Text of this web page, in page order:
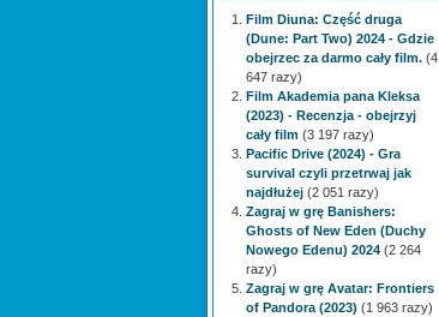
Film Diuna: Część druga
(Dune: Part Two) 2024 - Gdzie
obejrzec za darmo cały film. (4
647 razy)
Film Akademia pana Kleksa
(2023) - Recenzja - obejrzyj
cały film (3 197 razy)
Pacific Drive (2024) - Gra
survival czyli przetrwaj jak
najdłużej (2 051 razy)
Zagraj w grę Banishers:
Ghosts of New Eden (Duchy
Nowego Edenu) 2024 (2 264
razy)
Zagraj w grę Avatar: Frontiers
of Pandora (2023) (1 963 razy)